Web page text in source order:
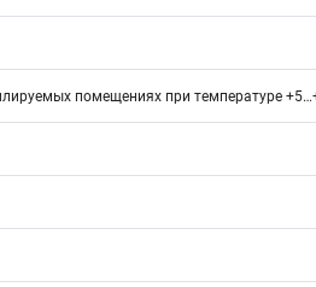
помещениях при температуре